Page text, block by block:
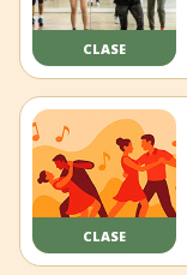
CLASE
CLASE